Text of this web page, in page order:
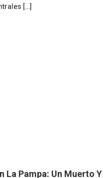
[…]
La Pampa: Un Muerto Y